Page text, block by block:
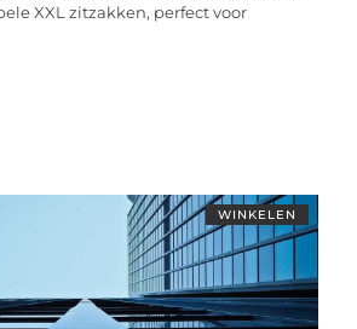
XXL zitzakken, perfect voor
WINKELEN